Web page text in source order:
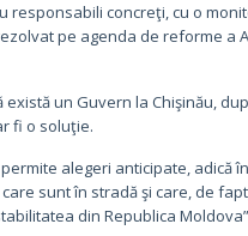
responsabili concreţi, cu o
pe agenda de reforme a
un Guvern la Chişinău,
fi o soluţie.
alegeri anticipate, adică
sunt în stradă şi care, de
din Republica